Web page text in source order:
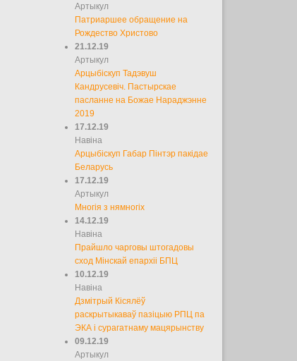
Артыкул
Патриаршее обращение на
Рождество Христово
21.12.19
Артыкул
Арцыбіскуп Тадэвуш
Кандрусевіч. Пастырскае
пасланне на Божае Нараджэнне
2019
17.12.19
Навіна
Арцыбіскуп Габар Пінтэр пакідае
Беларусь
17.12.19
Артыкул
Многія з нямногіх
14.12.19
Навіна
Прайшло чарговы штогадовы
сход Мінскай епархіі БПЦ
10.12.19
Навіна
Дзмітрый Кісялёў
раскрытыкаваў пазіцыю РПЦ па
ЭКА і сурагатнаму мацярынству
09.12.19
Артыкул